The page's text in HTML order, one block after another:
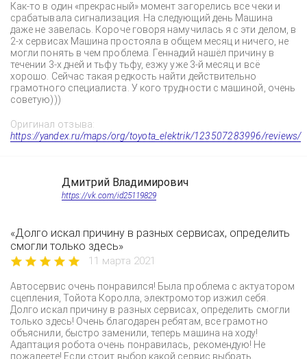
Как-то в один «прекрасный» момент загорелись все чеки и
срабатывала сигнализация. На следующий день Машина
даже не завелась. Короче говоря намучилась я с эти делом, в
2-х сервисах Машина простояла в общем месяц и ничего, не
могли понять в чем проблема. Геннадий нашёл причину в
течении 3-х дней и тьфу тьфу, езжу уже 3-й месяц и всё
хорошо. Сейчас такая редкость найти действительно
грамотного специалиста. У кого трудности с машиной, очень
советую)))
Оригинал отзыва:
https://yandex.ru/maps/org/toyota_elektrik/123507283996/reviews/
Дмитрий Владимирович
https://vk.com/id25119829
«Долго искал причину в разных сервисах, определить
смогли только здесь»
11 марта 2021
Автосервис очень понравился! Была проблема с актуатором
сцепления, Тойота Королла, электромотор изжил себя.
Долго искал причину в разных сервисах, определить смогли
только здесь! Очень благодарен ребятам, все грамотно
объяснили, быстро заменили, теперь машина на ходу!
Адаптация робота очень понравилась, рекомендую! Не
пожалеете! Если стоит выбор какой сервис выбрать,